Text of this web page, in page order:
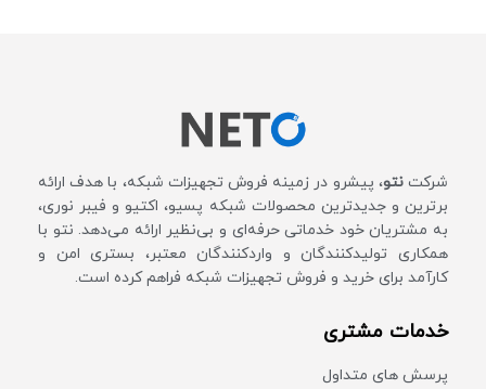
شرکتنتو، پیشرو در زمینه فروش تجهیزات شبکه، با هدف ارائه
برترین و جدیدترین محصولات شبکه پسیو، اکتیو و فیبر نوری،
به مشتریان خود خدماتی حرفه‌ای و بی‌نظیر ارائه می‌دهد. نتو با
همکاری تولیدکنندگان و واردکنندگان معتبر، بستری امن و
کارآمد برای خرید و فروش تجهیزات شبکه فراهم کرده است.
خدمات مشتری
پرسش های متداول